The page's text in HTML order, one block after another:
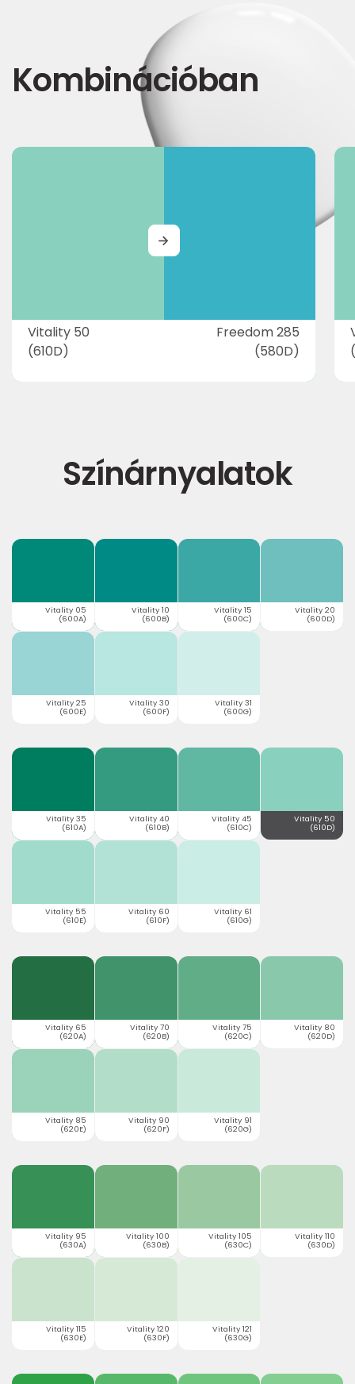
Kombinációban
Vitality 50
(610D)
Freedom 285
(580D)
MORE
Színárnyalatok
Vitality 05
(600A)
Vitality 10
(600B)
Vitality 15
(600C)
Vitality 20
(600D)
Vitality 25
(600E)
Vitality 30
(600F)
Vitality 31
(600G)
Vitality 35
(610A)
Vitality 40
(610B)
Vitality 45
(610C)
Vitality 50
(610D)
Vitality 55
(610E)
Vitality 60
(610F)
Vitality 61
(610G)
Vitality 65
(620A)
Vitality 70
(620B)
Vitality 75
(620C)
Vitality 80
(620D)
Vitality 85
(620E)
Vitality 90
(620F)
Vitality 91
(620G)
Vitality 95
(630A)
Vitality 100
(630B)
Vitality 105
(630C)
Vitality 110
(630D)
Vitality 115
(630E)
Vitality 120
(630F)
Vitality 121
(630G)